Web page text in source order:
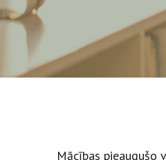
Mācības pieaugušo